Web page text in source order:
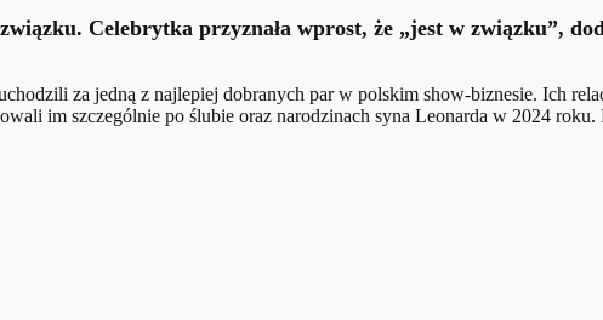
Celebrytka przyznała wprost, że „jest w związku”,
za jedną z najlepiej dobranych par w polskim show-biznesie. Ich
im szczególnie po ślubie oraz narodzinach syna Leonarda w 2024